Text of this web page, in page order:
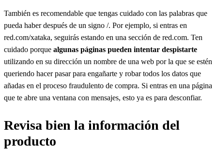
También es recomendable que tengas cuidado con las palabras que
pueda haber después de un signo /. Por ejemplo, si entras en
red.com/xataka, seguirás estando en una sección de red.com. Ten
cuidado porque algunas páginas pueden intentar despistarte
utilizando en su dirección un nombre de una web por la que se estén
queriendo hacer pasar para engañarte y robar todos los datos que
añadas en el proceso fraudulento de compra. Si entras en una página
que te abre una ventana con mensajes, esto ya es para desconfiar.
Revisa bien la información del
producto